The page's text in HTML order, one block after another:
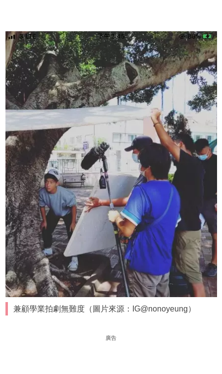
兼顧學業拍劇無難度（圖片來源：IG@nonoyeung）
廣告